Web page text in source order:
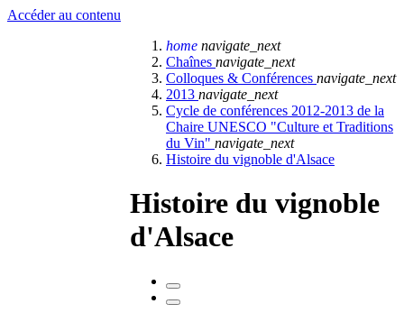
Accéder au contenu
home navigate_next
Chaînes navigate_next
Colloques & Conférences navigate_next
2013 navigate_next
Cycle de conférences 2012-2013 de la
Chaire UNESCO "Culture et Traditions
du Vin" navigate_next
Histoire du vignoble d'Alsace
Histoire du vignoble
d'Alsace